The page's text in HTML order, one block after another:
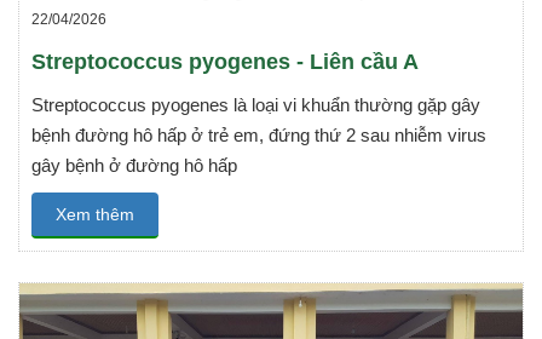
22/04/2026
Streptococcus pyogenes - Liên cầu A
Streptococcus pyogenes là loại vi khuẩn thường gặp gây
bệnh đường hô hấp ở trẻ em, đứng thứ 2 sau nhiễm virus
gây bệnh ở đường hô hấp
Xem thêm